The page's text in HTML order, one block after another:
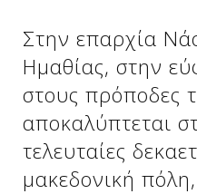
Δείτε μας:
Στην επαρχία
Ημαθίας, στην
στους πρόποδες
αποκαλύπτεται
τελευταίες
μακεδονική